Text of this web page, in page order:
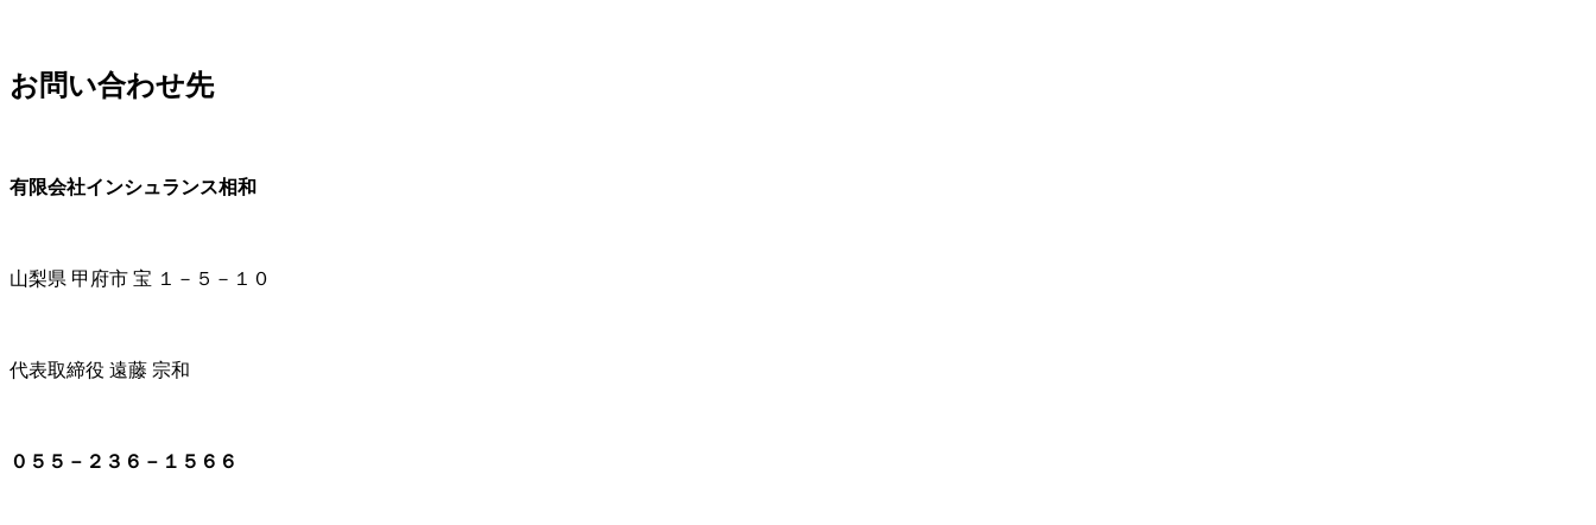
お問い合わせ先
有限会社インシュランス相和
山梨県 甲府市 宝 １－５－１０
代表取締役 遠藤 宗和
０５５－２３６－１５６６